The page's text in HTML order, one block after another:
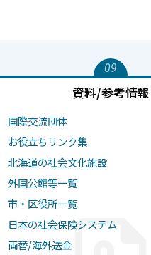
09
資料/参考情報
国際交流団体
お役立ちリンク集
北海道の社会文化施設
外国公館等一覧
市・区役所一覧
日本の社会保険システム
両替/海外送金